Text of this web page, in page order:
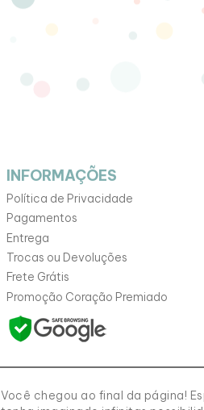
INFORMAÇÕES
Política de Privacidade
Pagamentos
Entrega
Trocas ou Devoluções
Frete Grátis
Promoção Coração Premiado
Você chegou ao final da página!